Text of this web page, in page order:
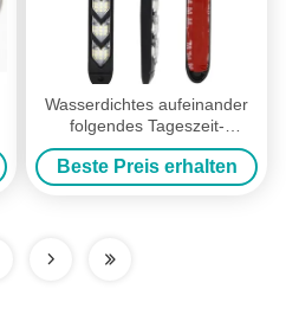
Wasserdichtes aufeinander
folgendes Tageszeit-
Positionslampe DC 12V des
Pfeil-LED führte Blinker
8000K
Beste Preis erhalten